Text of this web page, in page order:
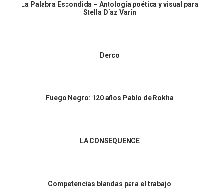
La Palabra Escondida – Antología poética y visual para
Stella Díaz Varín
Derco
Fuego Negro: 120 años Pablo de Rokha
LA CONSEQUENCE
Competencias blandas para el trabajo